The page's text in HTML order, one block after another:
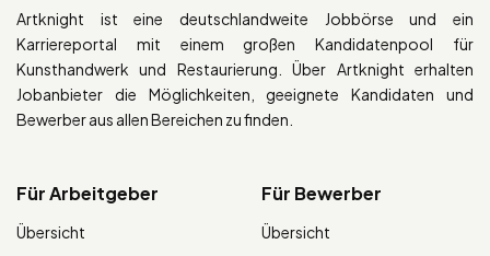
Artknight ist eine deutschlandweite Jobbörse und ein
Karriereportal mit einem großen Kandidatenpool für
Kunsthandwerk und Restaurierung. Über Artknight erhalten
Jobanbieter die Möglichkeiten, geeignete Kandidaten und
Bewerber aus allen Bereichen zu finden.
Für Arbeitgeber
Übersicht
Für Bewerber
Übersicht